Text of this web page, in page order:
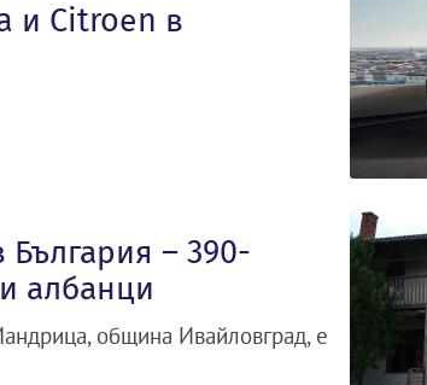
и Citroеn в
България – 390-
албанци
община Ивайловград, е